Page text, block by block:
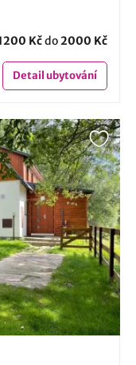
Kčdo2000 Kč
Detailubytování